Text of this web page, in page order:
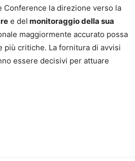
Conference la direzione verso la
e del monitoraggio della sua
maggiormente accurato possa
critiche. La fornitura di avvisi
essere decisivi per attuare